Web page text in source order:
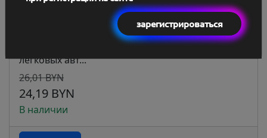
легковых авт...
26,01 BYN
24,19 BYN
В наличии
зарегистрироваться